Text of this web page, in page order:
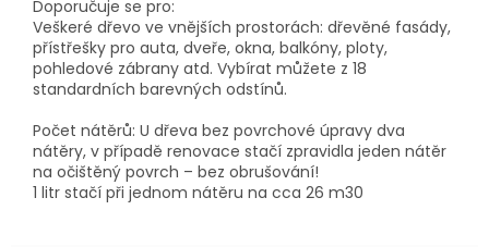
Doporučuje se pro:
Veškeré dřevo ve vnějších prostorách: dřevěné fasády,
přístřešky pro auta, dveře, okna, balkóny, ploty,
pohledové zábrany atd. Vybírat můžete z 18
standardních barevných odstínů.
Počet nátěrů: U dřeva bez povrchové úpravy dva
nátěry, v případě renovace stačí zpravidla jeden nátěr
na očištěný povrch – bez obrušování!
1 litr stačí při jednom nátěru na cca 26 m30